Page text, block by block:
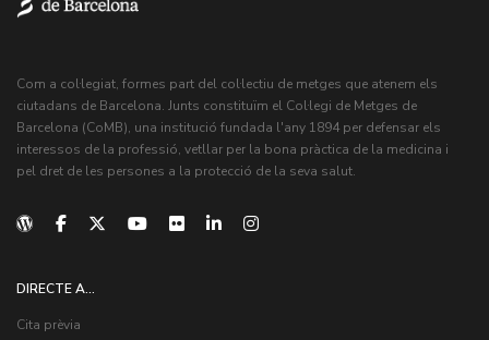
Com a col·legiat, formes part del col·lectiu de metges que atenem els
ciutadans de Barcelona. Junts constituïm el Col·legi de Metges de
Barcelona (CoMB), una institució fundada l'any 1894 per defensar els
interessos de la professió, vetllar per la bona pràctica de la medicina i
pel dret de les persones a la protecció de la seva salut.
DIRECTE A...
Cita prèvia